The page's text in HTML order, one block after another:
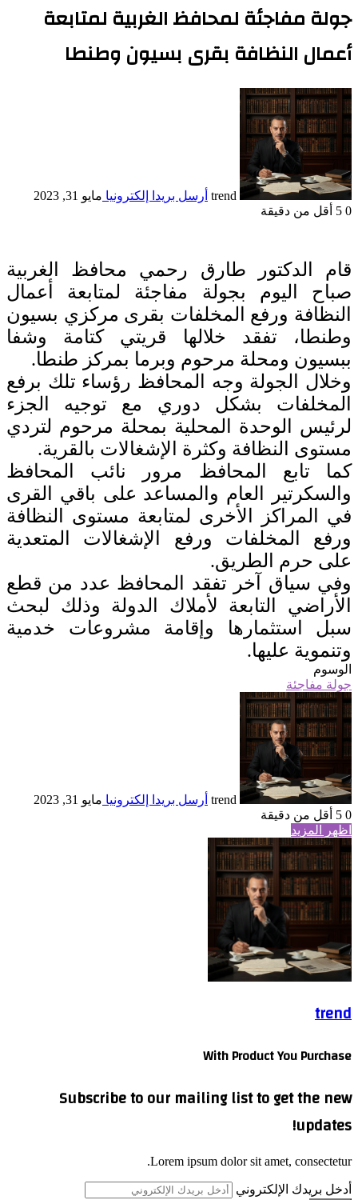
جولة مفاجئة لمحافظ الغربية لمتابعة
أعمال النظافة بقرى بسيون وطنطا
trend أرسل بريدا إلكترونيا مايو 31, 2023
0
أقل من دقيقة
قام الدكتور طارق رحمي محافظ الغربية
صباح اليوم بجولة مفاجئة لمتابعة أعمال
النظافة ورفع المخلفات بقرى مركزي بسيون
وطنطا، تفقد خلالها قريتي كتامة وشفا
ببسيون ومحلة مرحوم وبرما بمركز طنطا.
وخلال الجولة وجه المحافظ رؤساء تلك برفع
المخلفات بشكل دوري مع توجيه الجزء
لرئيس الوحدة المحلية بمحلة مرحوم لتردي
مستوى النظافة وكثرة الإشغالات بالقرية.
كما تابع المحافظ مرور نائب المحافظ
والسكرتير العام والمساعد على باقي القرى
في المراكز الأخرى لمتابعة مستوى النظافة
ورفع المخلفات ورفع الإشغالات المتعدية
على حرم الطريق.
وفي سياق آخر تفقد المحافظ عدد من قطع
الأراضي التابعة لأملاك الدولة وذلك لبحث
سبل استثمارها وإقامة مشروعات خدمية
وتنموية عليها.
الوسوم
جولة مفاجئة
trend أرسل بريدا إلكترونيا مايو 31, 2023
0
أقل من دقيقة
اظهر المزيد
trend
With Product You Purchase
Subscribe to our mailing list to get the new
updates!
Lorem ipsum dolor sit amet, consectetur.
أدخل بريدك الإلكتروني